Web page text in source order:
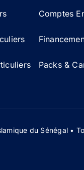
Comptes
Packs &
du Sénégal •